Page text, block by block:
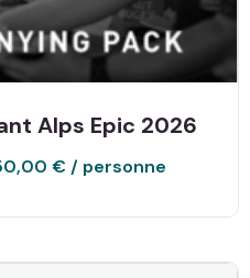
Alps Epic 2026
€